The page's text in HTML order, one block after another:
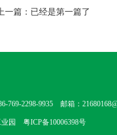
一篇：已经是第一篇了
2298-9935 邮箱：
业园 粤ICP备10006398号